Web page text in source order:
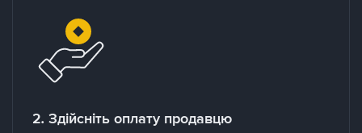
2. Здійсніть оплату продавцю